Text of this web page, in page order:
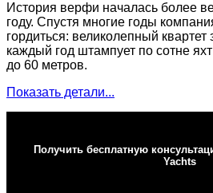
История верфи началась более
году. Спустя многие годы
гордиться: великолепный квартет
каждый год штампует по сотне
до 60 метров.
Показать детали...
Получить бесплатную
Yachts